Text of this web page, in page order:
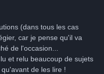
(dans tous les cas
car je pense qu'il va
de l'occasion...
et relu beaucoup de sujets
de les lire !